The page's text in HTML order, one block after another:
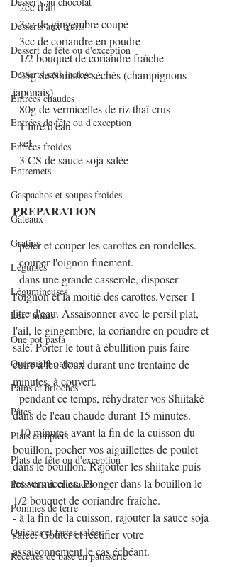
Desserts aux fruits
Dessert de fête ou d'exception
Desserts sans lactose
Entrées chaudes
Entrées de fête ou d'exception
Entrées froides
Entremets
Gaspachos et soupes froides
Gâteaux
Gratins
Légumes
Légumineuses
Les "minis"
One pot pasta
Overnight oatmeal
Pains et brioches
Pâtes
Plats complets
Plats de fête ou d'exception
Poissons et crustacés
Pommes de terre
Quiches et tartes salées
Recettes de base en pâtisserie
- 2cc d'ail
- 3cc de gingembre coupé
- 3cc de coriandre en poudre
- 1/2 bouquet de coriandre fraîche
- 25g de Shiitaké séchés (champignons
japonais)
- 80g de vermicelles de riz thaï crus
- 1 litre d'eau
- sel
- 3 CS de sauce soja salée
PREPARATION
- peler et couper les carottes en rondelles.
- couper l'oignon finement.
- dans une grande casserole, disposer
l'oignon et la moitié des carottes.Verser 1
litre d'eau. Assaisonner avec le persil plat,
l'ail, le gingembre, la coriandre en poudre et
salé. Porter le tout à ébullition puis faire
cuire à feu doux durant une trentaine de
minutes, à couvert.
- pendant ce temps, réhydrater vos Shiitaké
dans de l'eau chaude durant 15 minutes.
- 10 minutes avant la fin de la cuisson du
bouillon, pocher vos aiguillettes de poulet
dans le bouillon. Rajouter les shiitake puis
les vermicelles. Plonger dans la bouillon le
1/2 bouquet de coriandre fraîche.
- à la fin de la cuisson, rajouter la sauce soja
salée. Goûter et rectifier votre
assaisonnement le cas échéant.